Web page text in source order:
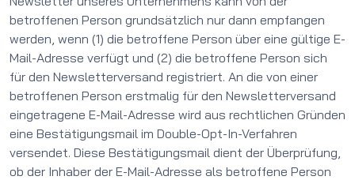
betroffenen Person grundsätzlich nur dann empfangen
werden, wenn (1) die betroffene Person über eine gültige E-
Mail-Adresse verfügt und (2) die betroffene Person sich
für den Newsletterversand registriert. An die von einer
betroffenen Person erstmalig für den Newsletterversand
eingetragene E-Mail-Adresse wird aus rechtlichen Gründen
eine Bestätigungsmail im Double-Opt-In-Verfahren
versendet. Diese Bestätigungsmail dient der Überprüfung,
ob der Inhaber der E-Mail-Adresse als betroffene Person